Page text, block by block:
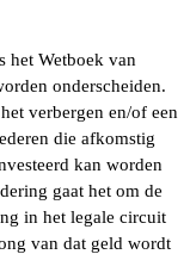
het Wetboek van
onderscheiden.
verbergen en/of een
die afkomstig
kan worden
gaat het om de
in het legale circuit
van dat geld wordt